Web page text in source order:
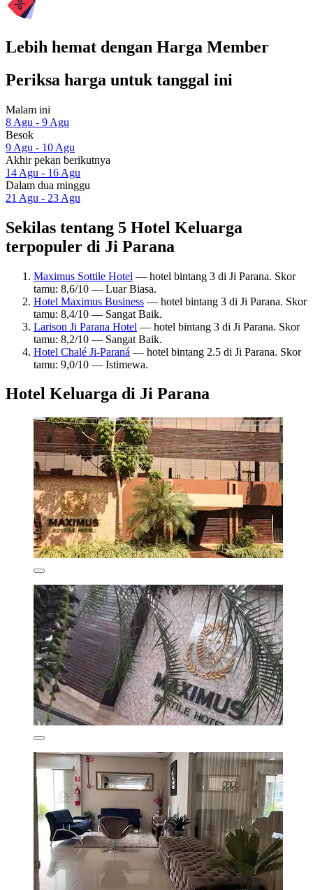
Lebih hemat dengan Harga Member
Periksa harga untuk tanggal ini
Malam ini
8 Agu - 9 Agu
Besok
9 Agu - 10 Agu
Akhir pekan berikutnya
14 Agu - 16 Agu
Dalam dua minggu
21 Agu - 23 Agu
Sekilas tentang 5 Hotel Keluarga
terpopuler di Ji Parana
Maximus Sottile Hotel — hotel bintang 3 di Ji Parana. Skor
tamu: 8,6/10 — Luar Biasa.
Hotel Maximus Business — hotel bintang 3 di Ji Parana. Skor
tamu: 8,4/10 — Sangat Baik.
Larison Ji Parana Hotel — hotel bintang 3 di Ji Parana. Skor
tamu: 8,2/10 — Sangat Baik.
Hotel Chalé Ji-Paraná — hotel bintang 2.5 di Ji Parana. Skor
tamu: 9,0/10 — Istimewa.
Hotel Keluarga di Ji Parana